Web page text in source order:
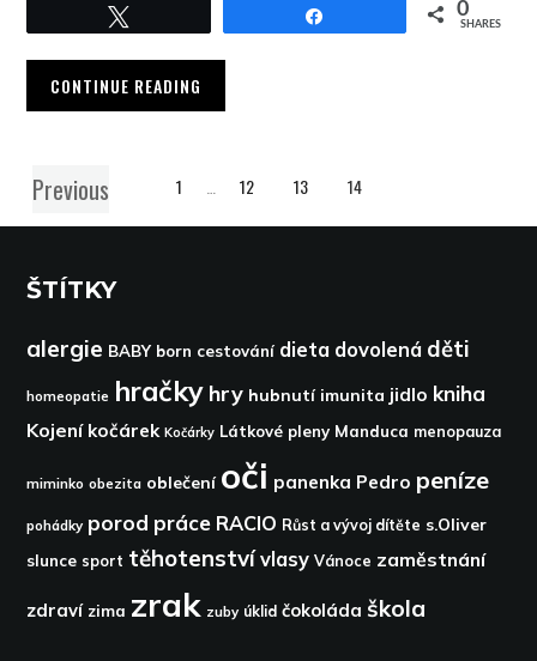
0
SHARES
CONTINUE READING
Previous 1 12 13 14
ŠTÍTKY
alergie BABY born cestování dieta dovolená děti
homeopatie hračky hry hubnutí imunita jidlo kniha
Kojení kočárek Kočárky Látkové pleny Manduca menopauza
miminko obezita oblečení oči panenka Pedro peníze
pohádky porod práce RACIO Růst a vývoj dítěte s.Oliver
slunce sport těhotenství vlasy Vánoce zaměstnání
zdraví zima zrak zuby úklid čokoláda škola